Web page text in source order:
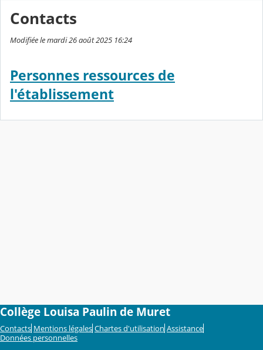
Contacts
Modifiée le mardi 26 août 2025 16:24
Personnes ressources de
l'établissement
Collège Louisa Paulin de Muret
Contacts Mentions légales Chartes d'utilisation Assistance
Données personnelles